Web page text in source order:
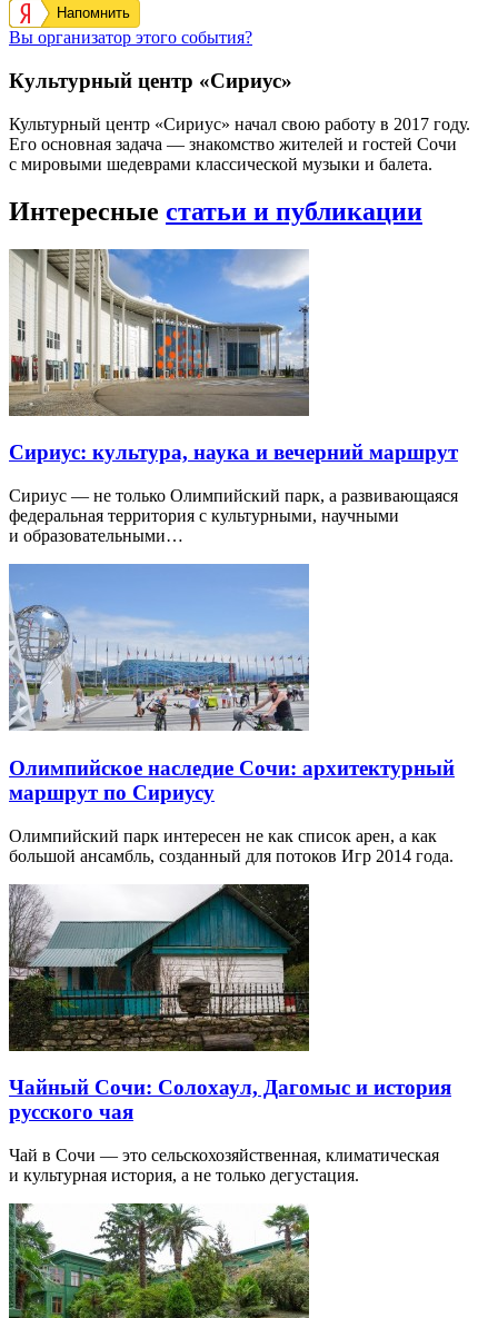
Напомнить
Вы организатор этого события?
Культурный центр «Сириус»
Культурный центр «Сириус» начал свою работу в 2017 году.
Его основная задача — знакомство жителей и гостей Сочи
с мировыми шедеврами классической музыки и балета.
Интересные статьи и публикации
Сириус: культура, наука и вечерний маршрут
Сириус — не только Олимпийский парк, а развивающаяся
федеральная территория с культурными, научными
и образовательными…
Олимпийское наследие Сочи: архитектурный
маршрут по Сириусу
Олимпийский парк интересен не как список арен, а как
большой ансамбль, созданный для потоков Игр 2014 года.
Чайный Сочи: Солохаул, Дагомыс и история
русского чая
Чай в Сочи — это сельскохозяйственная, климатическая
и культурная история, а не только дегустация.